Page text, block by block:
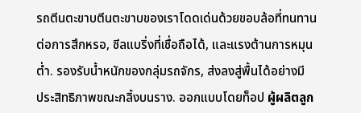
รถตีนตะขาบตีนตะขาบของเราโดดเด่นด้วยขอบล้อที่ทนทาน
ต่อการสึกหรอ, ซีลแบริ่งที่เชื่อถือได้, และแรงต้านการหมุน
ต่ำ. รองรับน้ำหนักของกลุ่มรถจักร, ส่งลงสู่พื้นได้อย่างมี
ประสิทธิภาพขณะกลิ้งบนราง. ออกแบบโดยท็อป ผู้ผลิตลูก